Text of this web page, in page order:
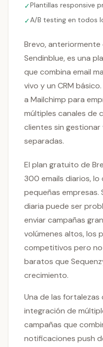
✓Plantillas responsive
✓A/B testing en todos
Brevo,
Sendinblue, es una
que combina email
vivo y un CRM
a Mailchimp para
múltiples canales de
clientes sin
separadas.
El plan gratuito de
300 emails diarios,
pequeñas empresas.
diaria puede ser
enviar campañas
volúmenes altos, los
competitivos pero
baratos que
crecimiento.
Una de las fortalezas
integración de
campañas que
notificaciones push